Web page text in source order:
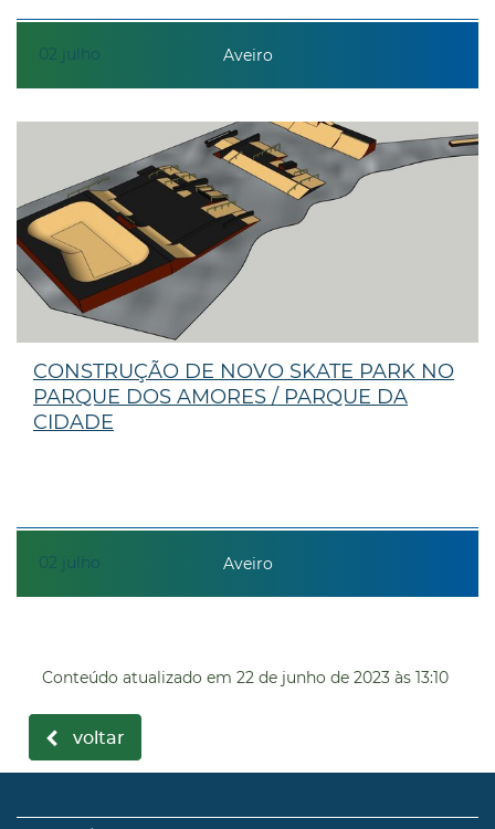
02 julho Aveiro
02 julho
CONSTRUÇÃO DE NOVO SKATE PARK NO
PARQUE DOS AMORES / PARQUE DA
CIDADE
Aveiro
Conteúdo atualizado em 22 de junho de 2023 às 13:10
voltar